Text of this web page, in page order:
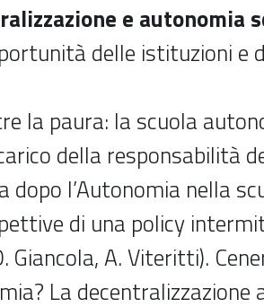
e autonomia
delle istituzioni e
la paura: la scuola
della responsabilità
dopo l’Autonomia nella
di una policy
Giancola, A. Viteritti).
La decentralizzazione